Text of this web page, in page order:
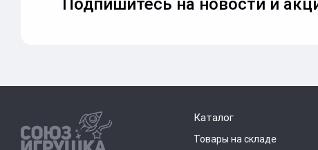
Каталог
Товары на складе